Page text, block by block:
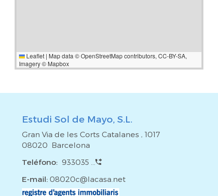
Leaflet | Map data ©OpenStreetMapcontributors, CC-BY-SA,
Imagery © Mapbox
Estudi Sol de Mayo, S.L.
Gran Via de les Corts Catalanes , 1017
08020 Barcelona
Teléfono: 933035 ...
E-mail: 08020c@lacasa.net